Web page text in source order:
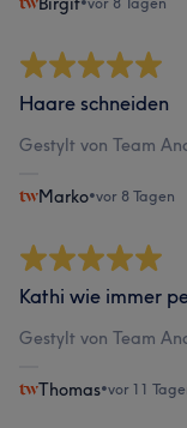
Haare schneiden
Gestylt von Team
Marko•vor 8 Tagen
Kathi wie immer
Gestylt von Team
Thomas•vor 11